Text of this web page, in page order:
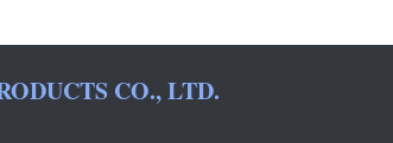
CO., LTD.